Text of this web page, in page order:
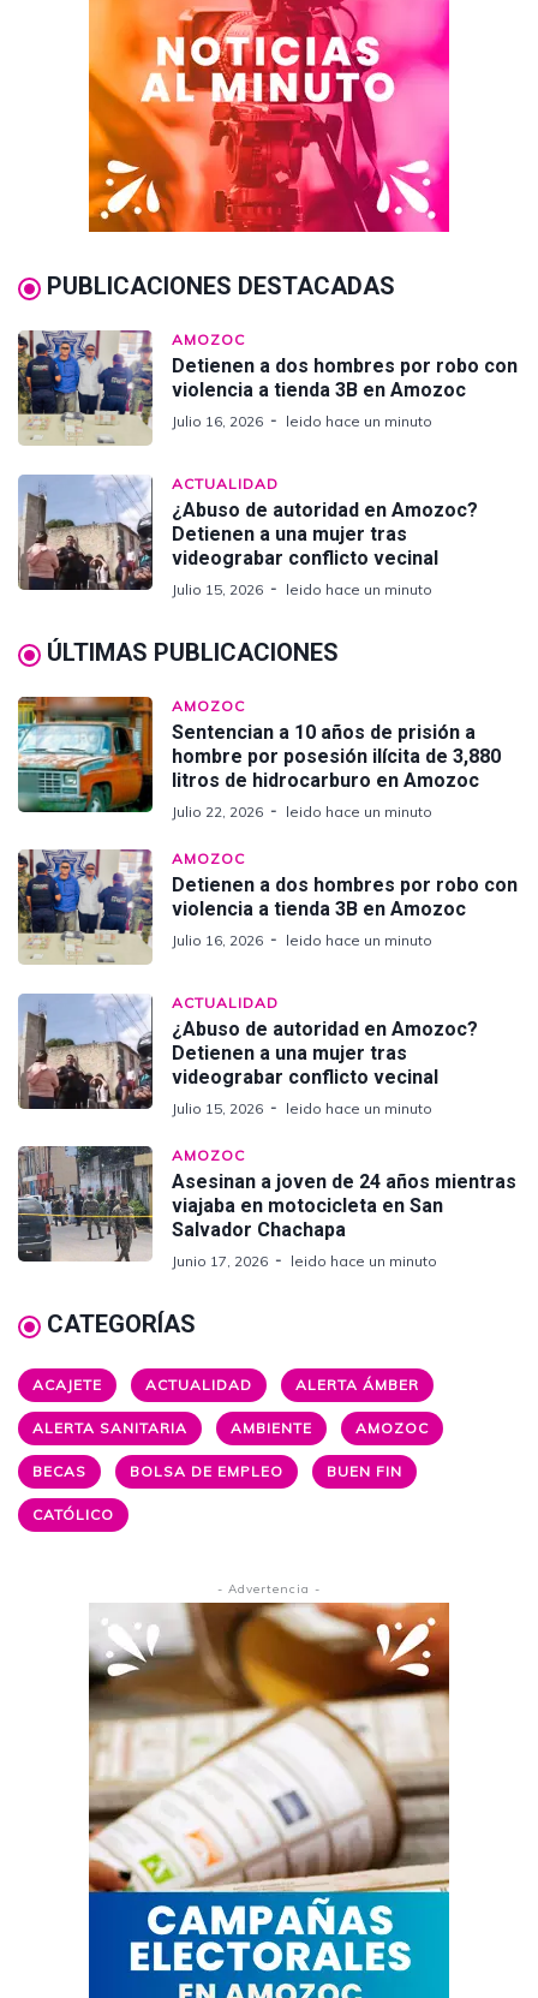
PUBLICACIONES DESTACADAS
AMOZOC
Detienen a dos hombres por robo con
violencia a tienda 3B en Amozoc
Julio 16, 2026 leido hace un minuto
ACTUALIDAD
¿Abuso de autoridad en Amozoc?
Detienen a una mujer tras
videograbar conflicto vecinal
Julio 15, 2026 leido hace un minuto
ÚLTIMAS PUBLICACIONES
AMOZOC
Sentencian a 10 años de prisión a
hombre por posesión ilícita de 3,880
litros de hidrocarburo en Amozoc
Julio 22, 2026 leido hace un minuto
AMOZOC
Detienen a dos hombres por robo con
violencia a tienda 3B en Amozoc
Julio 16, 2026 leido hace un minuto
ACTUALIDAD
¿Abuso de autoridad en Amozoc?
Detienen a una mujer tras
videograbar conflicto vecinal
Julio 15, 2026 leido hace un minuto
AMOZOC
Asesinan a joven de 24 años mientras
viajaba en motocicleta en San
Salvador Chachapa
Junio 17, 2026 leido hace un minuto
CATEGORÍAS
ACAJETE ACTUALIDAD ALERTA ÁMBER
ALERTA SANITARIA AMBIENTE AMOZOC
BECAS BOLSA DE EMPLEO BUEN FIN
CATÓLICO
- Advertencia -